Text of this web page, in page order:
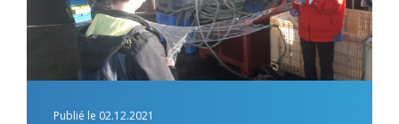
Publié le 02.12.2021